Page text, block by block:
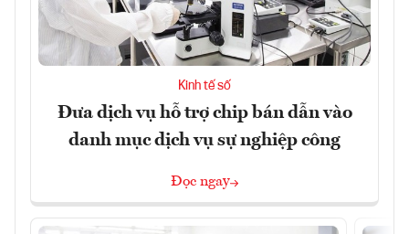
Kinh tế số
Đưa dịch vụ hỗ trợ chip bán dẫn vào
danh mục dịch vụ sự nghiệp công
Đọc ngay